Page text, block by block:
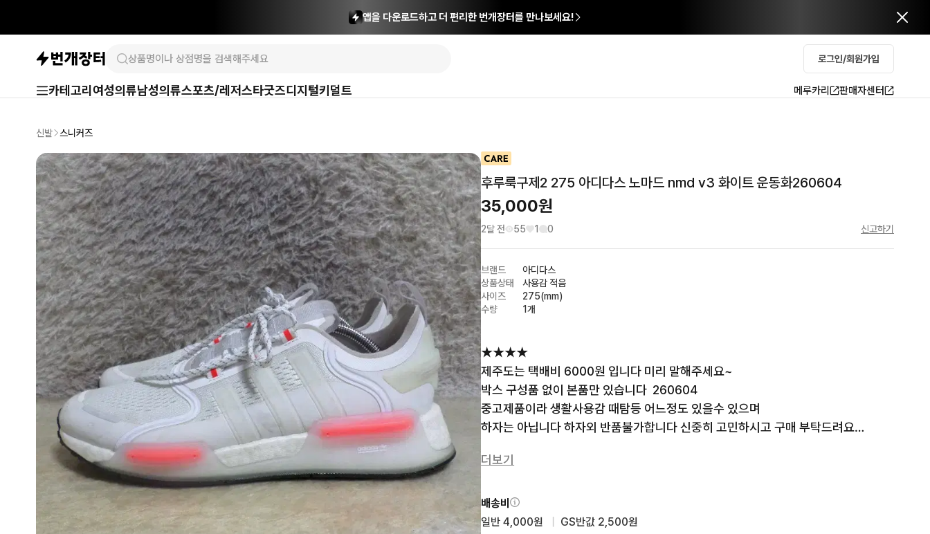
앱을 다운로드하고 더 편리한 번개장터를 만나보세요!
로그인/회원가입
카테고리 여성의류남성의류스포츠/레저스타굿즈디지털키덜트 메루카리 판매자센터
신발 스니커즈
후루룩구제2 275 아디다스 노마드 nmd v3 화이트 운동화260604
35,000원
2달 전 55 1 0 신고하기
브랜드
아디다스
상품상태
사용감 적음
사이즈
275(mm)
수량
1개
★★★★
제주도는 택배비 6000원 입니다 미리 말해주세요~
박스 구성품 없이 본품만 있습니다  260604
중고제품이라 생활사용감 때탐등 어느정도 있을수 있으며
하자는 아닙니다 하자외 반품불가합니다 신중히 고민하시고 구매 부탁드려요
운전중에는 답변이 지연될수있습니다 너그러운 마음으로 기다려 주시면 톡드릴께요
중고전문 판매자입니다.
후루룩구제2 검색하시면
더보기
배송비
일반 4,000원
GS반값 2,500원